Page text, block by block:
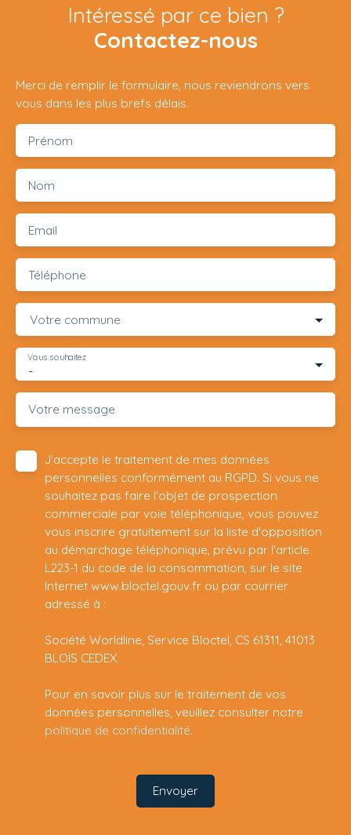
Intéressé par ce bien ?
Contactez-nous
Merci de remplir le formulaire, nous reviendrons vers
vous dans les plus brefs délais.
Prénom
Nom
Email
Téléphone
Votre commune
-
Vous souhaitez
Votre message
J'accepte le traitement de mes données
personnelles conformément au RGPD. Si vous ne
souhaitez pas faire l'objet de prospection
commerciale par voie téléphonique, vous pouvez
vous inscrire gratuitement sur la liste d'opposition
au démarchage téléphonique, prévu par l'article
L223-1 du code de la consommation, sur le site
Internet www.bloctel.gouv.fr ou par courrier
adressé à :
Société Worldline, Service Bloctel, CS 61311, 41013
BLOIS CEDEX.
Pour en savoir plus sur le traitement de vos
données personnelles, veuillez consulter notre
politique de confidentialité.
Envoyer